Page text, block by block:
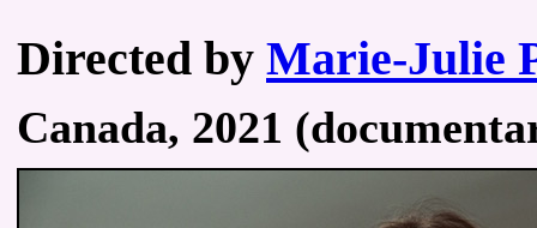
Directed by Marie-Julie
Canada, 2021